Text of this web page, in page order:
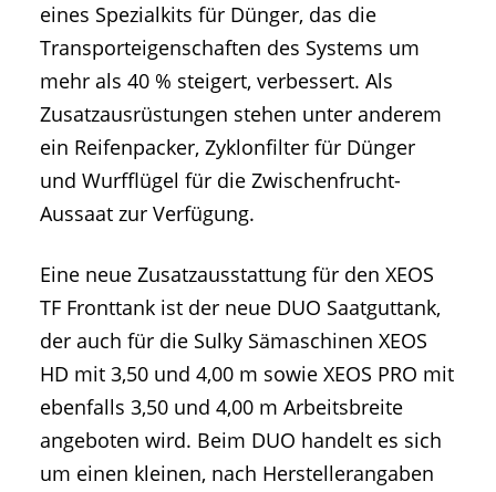
eines Spezialkits für Dünger, das die
Transporteigenschaften des Systems um
mehr als 40 % steigert, verbessert. Als
Zusatzausrüstungen stehen unter anderem
ein Reifenpacker, Zyklonfilter für Dünger
und Wurfflügel für die Zwischenfrucht-
Aussaat zur Verfügung.
Eine neue Zusatzausstattung für den XEOS
TF Fronttank ist der neue DUO Saatguttank,
der auch für die Sulky Sämaschinen XEOS
HD mit 3,50 und 4,00 m sowie XEOS PRO mit
ebenfalls 3,50 und 4,00 m Arbeitsbreite
angeboten wird. Beim DUO handelt es sich
um einen kleinen, nach Herstellerangaben